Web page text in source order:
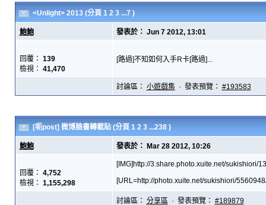
<Unlight> 2013 (分頁 1 2 3 ...7 )
鮑鮑 發表於： Jun 7 2012, 13:01
回覆： 139
檢視： 41,470
[路過]不知如何入手R卡[路過]...
討論區： 小遊戲集· 發表預覽： #193583
[呃post] 微博臉書轉載貼 (分頁 1 2 3 ...238 )
鮑鮑 發表於： Mar 28 2012, 10:26
回覆： 4,752
檢視： 1,155,298
[IMG]http://3.share.photo.xuite.net/sukishiori/
[URL=http://photo.xuite.net/sukishiori/
討論區： 分享區· 發表預覽： #189879